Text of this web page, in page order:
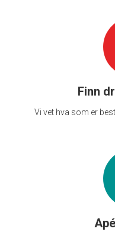
Finn
Vi vet hva som er